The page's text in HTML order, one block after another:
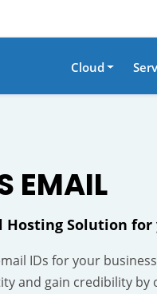
Cloud
EMAIL
Hosting Solution for
IDs for your
and gain credibility by